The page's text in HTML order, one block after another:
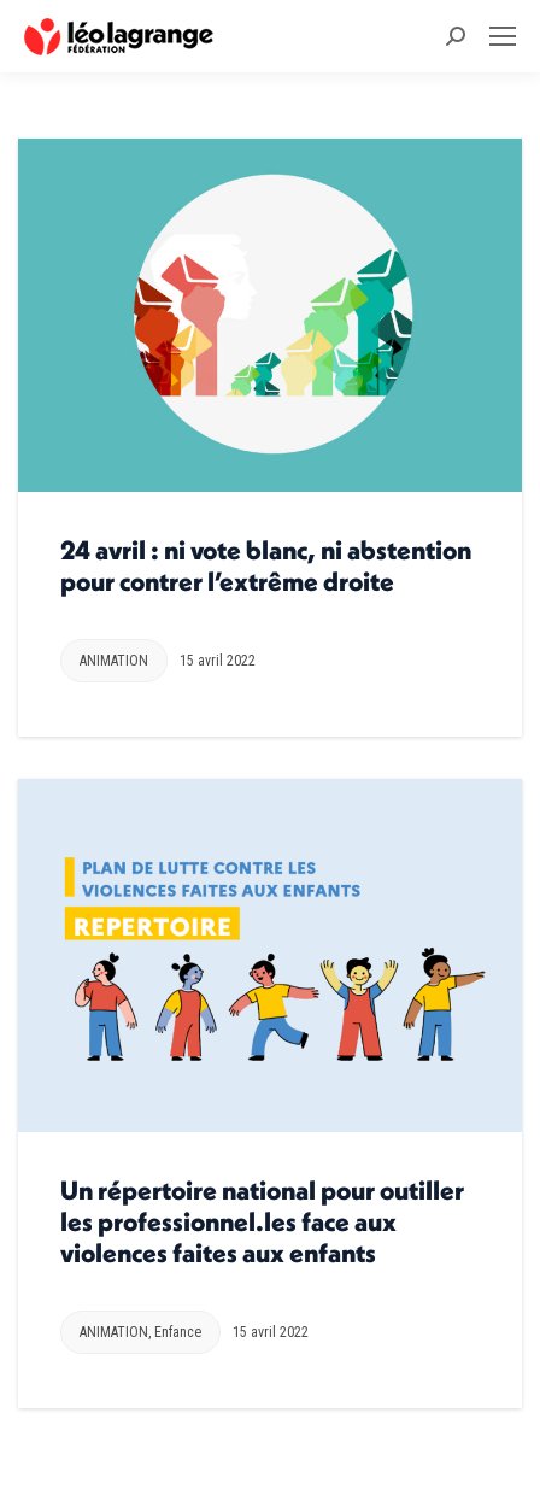
Recherche
24 avril : ni vote blanc, ni abstention
pour contrer l’extrême droite
ANIMATION 15 avril 2022
Un répertoire national pour outiller
les professionnel.les face aux
violences faites aux enfants
ANIMATION Enfance 15 avril 2022